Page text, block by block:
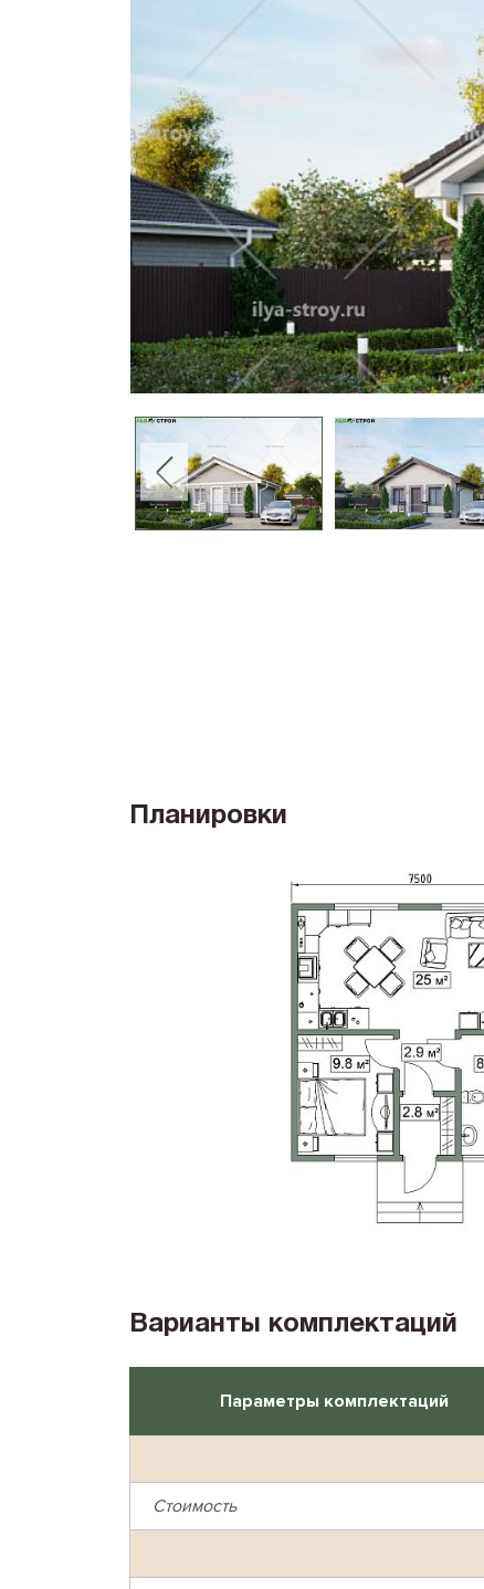
10x10
Планировки
Варианты комплектаций
Параметры комплектаций
Стоимость